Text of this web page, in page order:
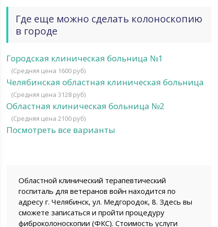
Где еще можно сделать колоноскопию
в городе
Городская клиническая больница №1
(Средняя цена 1600 руб)
Челябинская областная клиническая больница
(Средняя цена 3128 руб)
Областная клиническая больница №2
(Средняя цена 2100 руб)
Посмотреть все варианты
Областной клинический терапевтический
госпиталь для ветеранов войн находится по
адресу г. Челябинск, ул. Медгородок, 8. Здесь вы
сможете записаться и пройти процедуру
фиброколоноскопии (ФКС). Стоимость услуги